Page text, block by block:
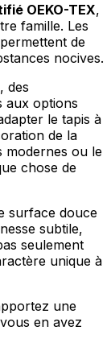
OEKO-TEX,
famille. Les
de
nocives.
des
aux options
le tapis à
de la
modernes ou le
chose de
surface douce
subtile,
seulement
unique à
une
en avez